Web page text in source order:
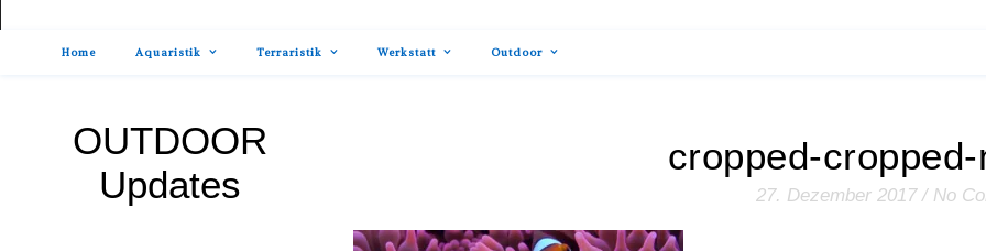
Home Aquaristik Terraristik Werkstatt Outdoor
OUTDOOR
Updates
cropped-
27. Dezember 2017 / No